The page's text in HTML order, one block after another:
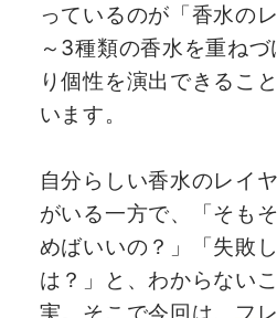
っているのが「香水の
～3種類の香水を重ね
り個性を演出できるこ
います。
自分らしい香水のレイ
がいる一方で、「そも
めばいいの？」「失敗
は？」と、わからない